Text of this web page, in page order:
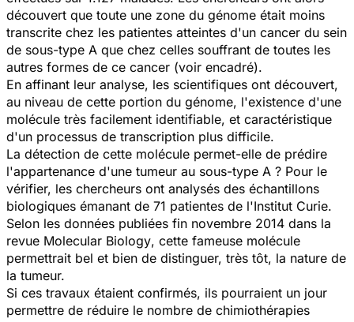
découvert que toute une zone du génome était moins
transcrite chez les patientes atteintes d'un cancer du sein
de sous-type A que chez celles souffrant de toutes les
autres formes de ce cancer (voir encadré).
En affinant leur analyse, les scientifiques ont découvert,
au niveau de cette portion du génome, l'existence d'une
molécule très facilement identifiable, et caractéristique
d'un processus de transcription plus difficile.
La détection de cette molécule permet-elle de prédire
l'appartenance d'une tumeur au sous-type A ? Pour le
vérifier, les chercheurs ont analysés des échantillons
biologiques émanant de 71 patientes de l'Institut Curie.
Selon les données publiées fin novembre 2014 dans la
revue Molecular Biology, cette fameuse molécule
permettrait bel et bien de distinguer, très tôt, la nature de
la tumeur.
Si ces travaux étaient confirmés, ils pourraient un jour
permettre de réduire le nombre de chimiothérapies